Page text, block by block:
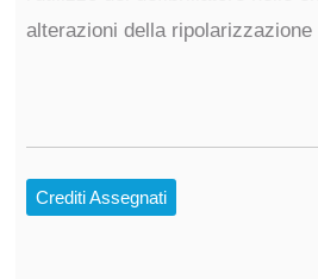
alterazioni della ripolarizzazione
Crediti Assegnati